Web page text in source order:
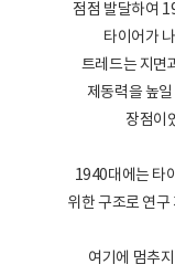
점점 발달하여
타이어가
트레드는 지면
제동력을 높
장점이
1940대에는 타
위한 구조로 연
여기에 멈추